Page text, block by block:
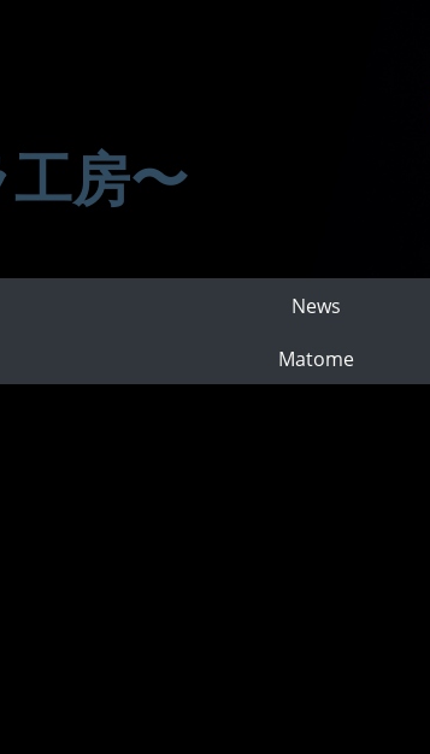
房〜
News
Matome